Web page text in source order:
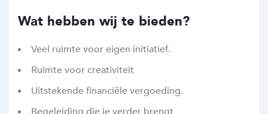
Wat hebben wij te bieden?
Veel ruimte voor eigen initiatief.
Ruimte voor creativiteit
Uitstekende financiële vergoeding.
Begeleiding die je verder brengt